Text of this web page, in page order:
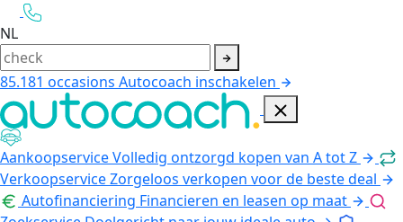
NL
85.181 occasions Autocoach inschakelen
AankoopserviceVolledig ontzorgd kopen van A tot Z
VerkoopserviceZorgeloos verkopen voor de beste deal
Autofinanciering Financieren en leasen op maat